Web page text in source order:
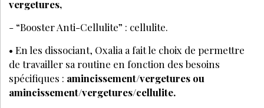
vergetures,
- “Booster Anti-Cellulite” : cellulite.
• En les dissociant, Oxalia a fait le choix de permettre
de travailler sa routine en fonction des besoins
spécifiques : amincissement/vergetures ou
amincissement/vergetures/cellulite.